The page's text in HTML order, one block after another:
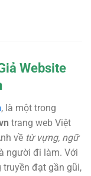
Website
, là một trong
trang web Việt
về từ vựng, ngữ
người đi làm. Với
đạt gần gũi,